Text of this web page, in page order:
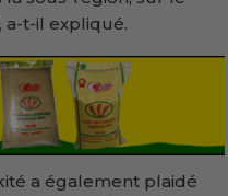
a-t-il expliqué.
a également plaidé